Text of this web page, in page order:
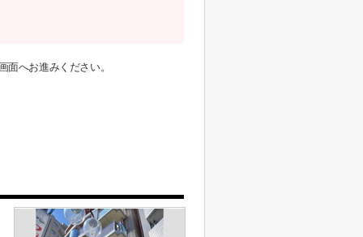
へお進みください。